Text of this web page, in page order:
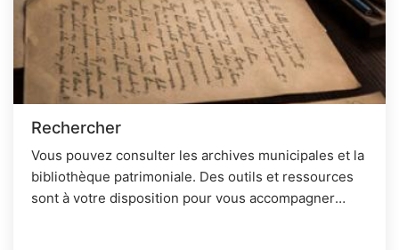
Rechercher
Vous pouvez consulter les archives municipales et la
bibliothèque patrimoniale. Des outils et ressources
sont à votre disposition pour vous accompagner